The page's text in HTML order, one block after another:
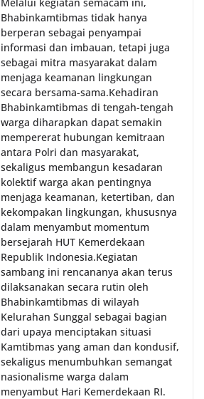
Bhabinkamtibmas tidak hanya
berperan sebagai penyampai
informasi dan imbauan, tetapi juga
sebagai mitra masyarakat dalam
menjaga keamanan lingkungan
secara bersama-sama.‎‎Kehadiran
Bhabinkamtibmas di tengah-tengah
warga diharapkan dapat semakin
mempererat hubungan kemitraan
antara Polri dan masyarakat,
sekaligus membangun kesadaran
kolektif warga akan pentingnya
menjaga keamanan, ketertiban, dan
kekompakan lingkungan, khususnya
dalam menyambut momentum
bersejarah HUT Kemerdekaan
Republik Indonesia.‎Kegiatan
sambang ini rencananya akan terus
dilaksanakan secara rutin oleh
Bhabinkamtibmas di wilayah
Kelurahan Sunggal sebagai bagian
dari upaya menciptakan situasi
Kamtibmas yang aman dan kondusif,
sekaligus menumbuhkan semangat
nasionalisme warga dalam
menyambut Hari Kemerdekaan RI.